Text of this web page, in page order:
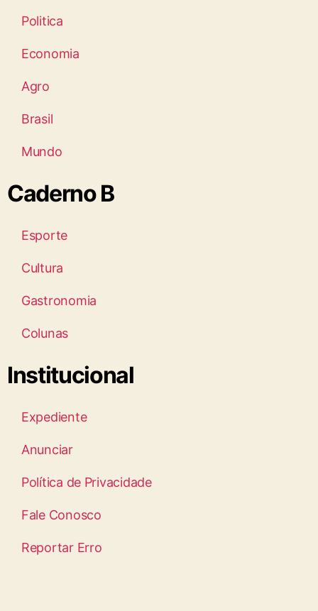
Politica
Economia
Agro
Brasil
Mundo
Caderno B
Esporte
Cultura
Gastronomia
Colunas
Institucional
Expediente
Anunciar
Política de Privacidade
Fale Conosco
Reportar Erro